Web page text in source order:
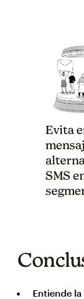
Evita
SMS
Entiende la